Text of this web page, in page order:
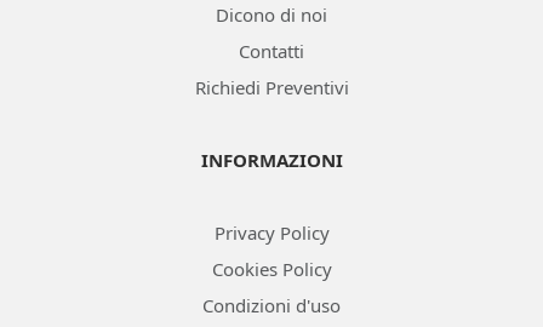
Dicono di noi
Contatti
Richiedi Preventivi
INFORMAZIONI
Privacy Policy
Cookies Policy
Condizioni d'uso